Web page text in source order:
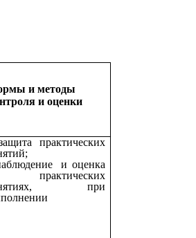
и методы
и оценки
практических
и оценка
практических
при